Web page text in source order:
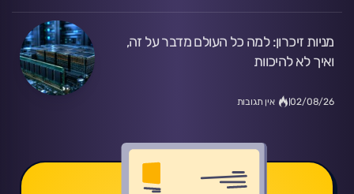
מניות זיכרון: למה כל העולם מדבר על זה,
ואיך לא להיכוות
02/08/26 אין תגובות